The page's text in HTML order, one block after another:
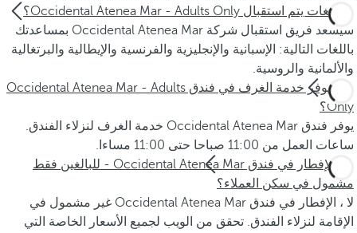
بأية لغات يتم استقبال Occidental Atenea Mar - Adults Only؟
سيسعد فريق استقبال شركة Occidental Atenea Mar بمساعدتك
باللغات التالية: الإسبانية والإنجليزية والفرنسية والإيطالية والبرتغالية
والألمانية والروسية.
هل تتوفر خدمة الغرف في فندق Occidental Atenea Mar - Adults
Only؟
يوفر فندق Occidental Atenea Mar خدمة الغرف لنزلاء الفندق.
ساعات العمل من 11:00 صباحا حتى 11:00 مساءا.
هل الإفطار في فندق Occidental Atenea Mar - للبالغين فقط
مشمول في سكن العملاء؟
لا ، الإفطار في فندق Occidental Atenea Mar غير مشمول في
الإقامة لنزلاء الفندق. تحقق من الويب لجميع الأسعار الخاصة التي